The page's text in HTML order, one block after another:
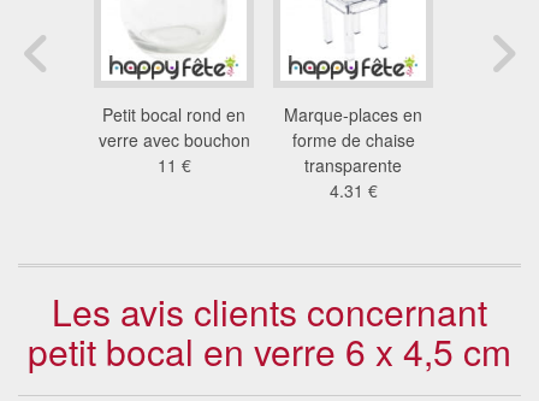
Petit bocal rond en
verre avec bouchon
11 €
Marque-places en
forme de chaise
transparente
4.31 €
Les avis clients concernant
petit bocal en verre 6 x 4,5 cm